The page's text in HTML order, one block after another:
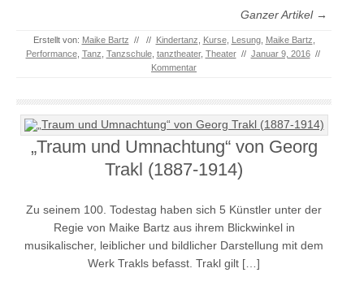
Ganzer Artikel →
Erstellt von: Maike Bartz // // Kindertanz Kurse, Lesung, Maike Bartz
Performance, Tanz Tanzschule, tanztheater, Theater // Januar 9, 2016 //
Kommentar
„Traum und Umnachtung“ von Georg
Trakl (1887-1914)
Zu seinem 100. Todestag haben sich 5 Künstler unter der
Regie von Maike Bartz aus ihrem Blickwinkel in
musikalischer, leiblicher und bildlicher Darstellung mit dem
Werk Trakls befasst. Trakl gilt […]